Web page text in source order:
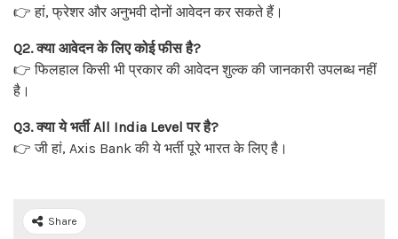
👉 हां, फ्रेशर और अनुभवी दोनों आवेदन कर सकते हैं।
Q2. क्या आवेदन के लिए कोई फीस है?
👉 फिलहाल किसी भी प्रकार की आवेदन शुल्क की जानकारी उपलब्ध नहीं
है।
Q3. क्या ये भर्ती All India Level पर है?
👉 जी हां, Axis Bank की ये भर्ती पूरे भारत के लिए है।
Share